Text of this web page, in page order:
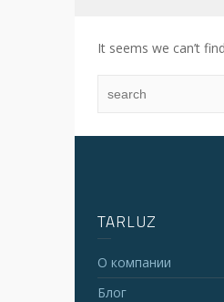
It seems we can’t
TARLUZ
О компании
Блог